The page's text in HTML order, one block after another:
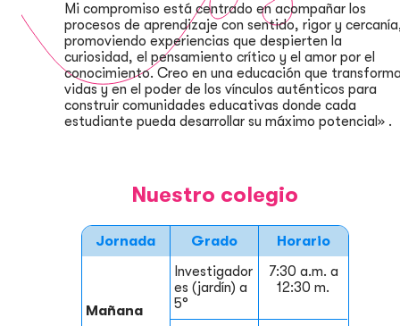
Mi compromiso está centrado en acompañar los
procesos de aprendizaje con sentido, rigor y
promoviendo experiencias que despierten la
curiosidad, el pensamiento crítico y el amor por el
conocimiento. Creo en una educación que
vidas y en el poder de los vínculos auténticos para
construir comunidades educativas donde cada
estudiante pueda desarrollar su máximo potencial» .
Nuestro colegio
Jornada Grado Horario
Mañana
Investigador
es (jardín) a
5°
7:30 a.m. a
12:30 m.